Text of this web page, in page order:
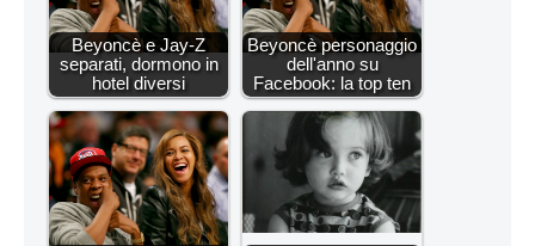
Beyoncè e Jay-Z
separati, dormono in
hotel diversi
Beyoncè personaggio
dell'anno su
Facebook: la top ten